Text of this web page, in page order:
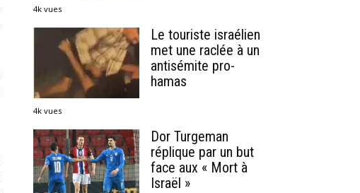
4k vues
Le touriste israélien
met une raclée à un
antisémite pro-
hamas
4k vues
Dor Turgeman
réplique par un but
face aux « Mort à
Israël »